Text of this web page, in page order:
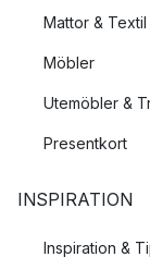
Mattor & Textil
Möbler
Utemöbler &
Presentkort
INSPIRATION
Inspiration &